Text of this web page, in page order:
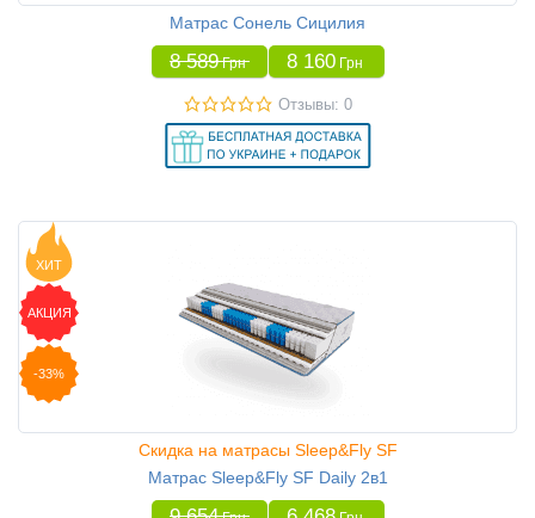
Матрас Сонель Сицилия
8 589 Грн 8 160 Грн
Отзывы: 0
ХИТ
АКЦИЯ
-33%
Скидка на матрасы Sleep&Fly SF
Матрас Sleep&Fly SF Daily 2в1